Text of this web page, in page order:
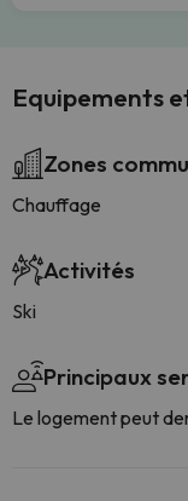
Equipements
Zones
Chauffage
Activités
Ski
Principaux
Le logement peut